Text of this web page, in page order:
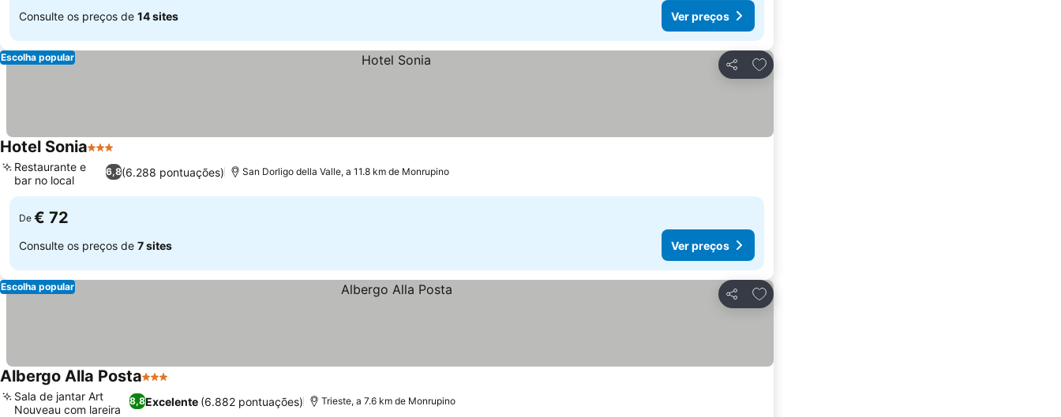
Consulte os preços de 14 sites Ver preços
Partilhar
Adicionar aos favoritos
Escolha popular
Hotel Sonia3 Estrelas
6,8(6.288 pontuações)
Restaurante e
bar no local
San Dorligo della Valle, a 11.8 km de Monrupino
De € 72
Consulte os preços de 7 sites Ver preços
Partilhar
Adicionar aos favoritos
Escolha popular
Albergo Alla Posta3 Estrelas
8,8Excelente (6.882 pontuações)
Sala de jantar Art
Nouveau com lareira
Trieste, a 7.6 km de Monrupino